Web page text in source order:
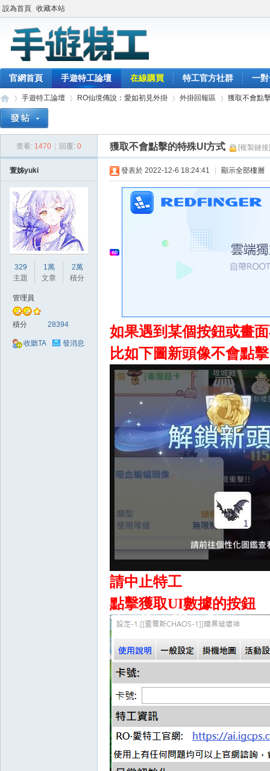
設為首頁 收藏本站
官網首頁 手遊特工論壇 在線購買 特工官方社群 一
手遊特工論壇
›
RO仙境傳說：愛如初見外掛
›
外掛回報區
›
獲取不會點
查看: 1470 回覆: 0 獲取不會點擊的特殊UI方式 [複製鏈接]
萱姊yuki
329
主題
1萬
文章
2萬
積分
管理員
積分 28394
收聽TA 發消息
發表於 2022-12-6 18:24:41 顯示全部樓層
如果遇到某個按鈕或畫
比如下圖新頭像不會點擊
請中止特工
點擊獲取UI數據的按鈕